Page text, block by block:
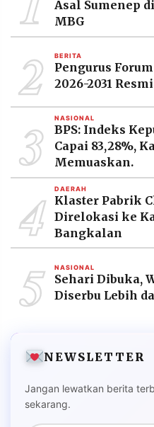
©
Resolusi.co
-
PT.
RESOLUSI
MEDIA
PRAMUDITA
Asal Sumenep
MBG
2 BERITA
Pengurus
2026-2031
3 NASIONAL
BPS: Indeks
Capai 83,28%,
Memuaskan.
4 DAERAH
Klaster Pabrik
Direlokasi ke
Bangkalan
5 NASIONAL
Sehari Dibuka,
Diserbu Lebih
NEWSLETTER
Jangan lewatkan berita
sekarang.